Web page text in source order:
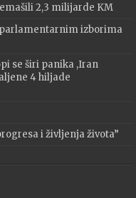
2,3 milijarde KM
izborima
se širi panika ,Iran
4 hiljade
i življenja života”